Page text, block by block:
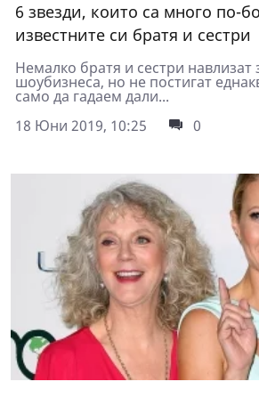
6 звезди, които са много по-
известните си братя и сестри
Немалко братя и сестри навлизат
шоубизнеса, но не постигат
само да гадаем дали...
18 Юни 2019, 10:25
0